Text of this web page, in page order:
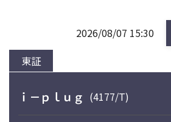
東証
2026/08/07 15:30
ｉ－ｐｌｕｇ (4177/T)